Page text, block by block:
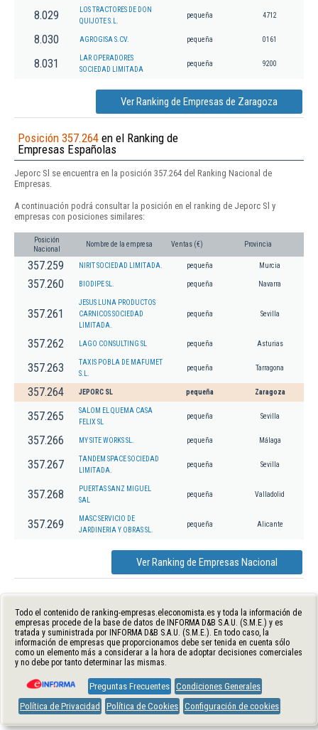
8.029
LOS TRACTORES DE DON
QUIJOTE S.L.
pequeña 4712
8.030 AGROGISA S.CV. pequeña 0161
8.031
LAR OPERADORES
SOCIEDAD LIMITADA
pequeña 9200
Ver Ranking de Empresas de Zaragoza
Posición 357.264 en el Ranking de
Empresas Españolas
Jeporc Sl se encuentra en la posición 357.264 del Ranking Nacional de
Empresas.
A continuación podrá consultar la posición en el ranking de Jeporc Sl y
empresas con posiciones similares:
Posición
Nacional
Nombre de la empresa Ventas (€) Provincia
357.259 NIRIT SOCIEDAD LIMITADA. pequeña Murcia
357.260 BIODIPE SL. pequeña Navarra
357.261
JESUS LUNA PRODUCTOS
CARNICOS SOCIEDAD
LIMITADA.
pequeña Sevilla
357.262 LAGO CONSULTING SL pequeña Asturias
357.263
TAXIS POBLA DE MAFUMET
S.L.
pequeña Tarragona
357.264 JEPORC SL pequeña Zaragoza
357.265
SALOM EL QUEMA CASA
FELIX SL
pequeña Sevilla
357.266 MY SITE WORKS SL. pequeña Málaga
357.267
TANDEM SPACE SOCIEDAD
LIMITADA.
pequeña Sevilla
357.268
PUERTAS SANZ MIGUEL
SAL
pequeña Valladolid
357.269
MASC SERVICIO DE
JARDINERIA Y OBRAS SL.
pequeña Alicante
Ver Ranking de Empresas Nacional
Todo el contenido de ranking-empresas.eleconomista.es y toda la información de
empresas procede de la base de datos de INFORMA D&B S.A.U. (S.M.E.) y es
tratada y suministrada por INFORMA D&B S.A.U. (S.M.E.). En todo caso, la
información de empresas que proporcionamos debe ser tenida en cuenta sólo
como un elemento más a considerar a la hora de adoptar decisiones comerciales
y no debe por tanto determinar las mismas.
Preguntas Frecuentes Condiciones Generales
Política de Privacidad
Política de Cookies Configuración de cookies